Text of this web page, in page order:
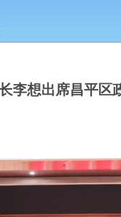
李想出席昌平区